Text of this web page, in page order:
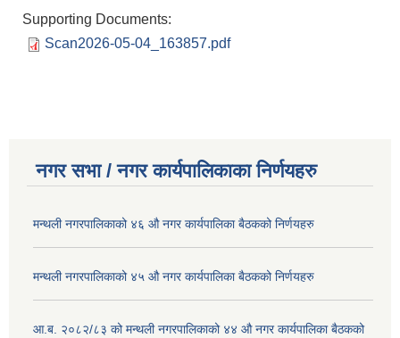
Supporting Documents:
Scan2026-05-04_163857.pdf
नगर सभा / नगर कार्यपालिकाका निर्णयहरु
मन्थली नगरपालिकाको ४६ औ नगर कार्यपालिका बैठकको निर्णयहरु
मन्थली नगरपालिकाको ४५ औ नगर कार्यपालिका बैठकको निर्णयहरु
आ.ब. २०८२/८३ को मन्थली नगरपालिकाको ४४ औ नगर कार्यपालिका बैठकको